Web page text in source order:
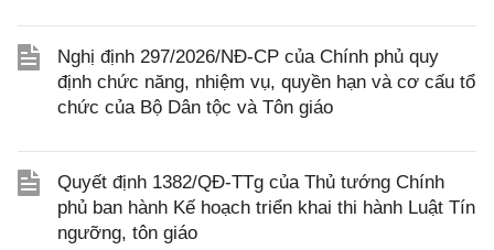
Nghị định 297/2026/NĐ-CP của Chính phủ quy
định chức năng, nhiệm vụ, quyền hạn và cơ cấu tổ
chức của Bộ Dân tộc và Tôn giáo
Quyết định 1382/QĐ-TTg của Thủ tướng Chính
phủ ban hành Kế hoạch triển khai thi hành Luật Tín
ngưỡng, tôn giáo